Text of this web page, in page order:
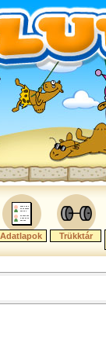
Adatlapok Trükktár